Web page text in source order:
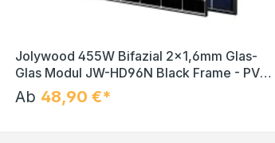
Jolywood 455W Bifazial 2x1,6mm Glas-
Glas Modul JW-HD96N Black Frame - PV
Solar Panel
Ab 48,90 €*